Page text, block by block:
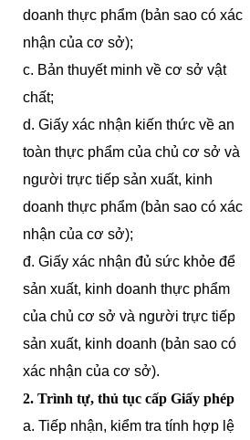
doanh thực phẩm (bản sao có xác
nhận của cơ sở);
c. Bản thuyết minh về cơ sở vật
chất;
d. Giấy xác nhận kiến thức về an
toàn thực phẩm của chủ cơ sở và
người trực tiếp sản xuất, kinh
doanh thực phẩm (bản sao có xác
nhận của cơ sở);
đ. Giấy xác nhận đủ sức khỏe để
sản xuất, kinh doanh thực phẩm
của chủ cơ sở và người trực tiếp
sản xuất, kinh doanh (bản sao có
xác nhận của cơ sở).
2. Trình tự, thủ tục cấp Giấy phép
a. Tiếp nhận, kiểm tra tính hợp lệ